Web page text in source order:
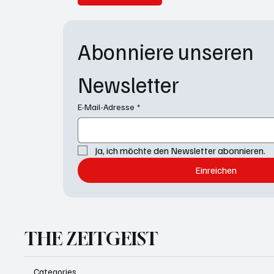
Abonniere unseren
Newsletter
E-Mail-Adresse *
Ja, ich möchte den Newsletter abonnieren.
Einreichen
THE ZEITGEIST
Categories